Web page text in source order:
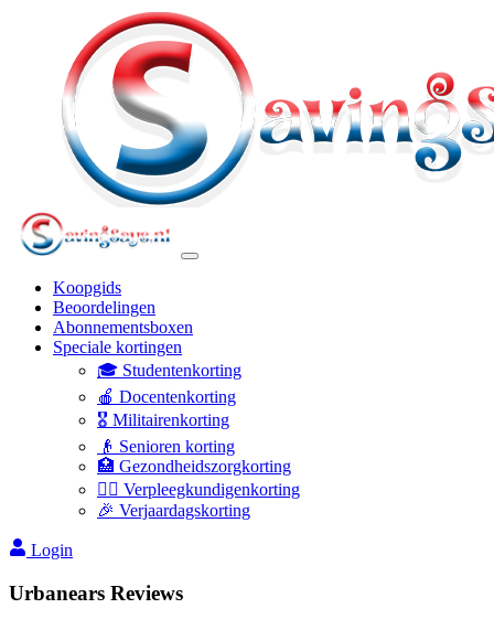
Koopgids
Beoordelingen
Abonnementsboxen
Speciale kortingen
🎓 Studentenkorting
🍎 Docentenkorting
🎖️ Militairenkorting
👴 Senioren korting
🏥 Gezondheidszorgkorting
👩‍⚕️ Verpleegkundigenkorting
🎉 Verjaardagskorting
Login
Urbanears Reviews